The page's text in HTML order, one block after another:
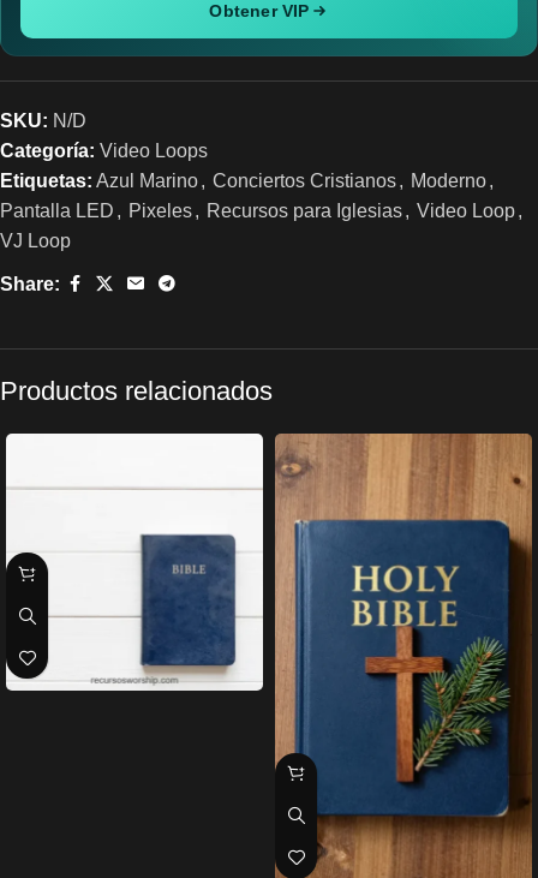
Obtener VIP
SKU: N/D
Categoría: Video Loops
Etiquetas: Azul Marino, Conciertos Cristianos, Moderno,
Pantalla LED , Pixeles, Recursos para Iglesias, Video Loop,
VJ Loop
Share:
Productos relacionados